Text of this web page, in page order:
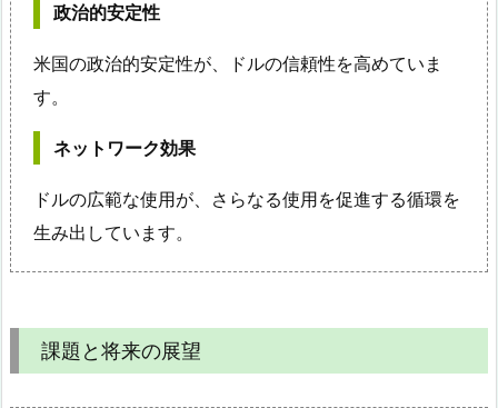
政治的安定性
米国の政治的安定性が、ドルの信頼性を高めていま
す。
ネットワーク効果
ドルの広範な使用が、さらなる使用を促進する循環を
生み出しています。
課題と将来の展望